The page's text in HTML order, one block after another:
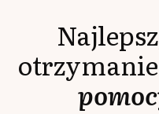
otrzymanie